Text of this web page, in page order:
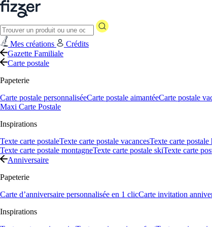
Mes créations
Crédits
Gazette Familiale
Carte postale
Papeterie
Carte postale personnaliséeCarte postale aimantéeCarte postale
Maxi Carte Postale
Inspirations
Texte carte postaleTexte carte postale vacancesTexte carte postale
Texte carte postale montagneTexte carte postale skiTexte carte
Anniversaire
Papeterie
Carte d’anniversaire personnalisée en 1 clicCarte invitation
Inspirations